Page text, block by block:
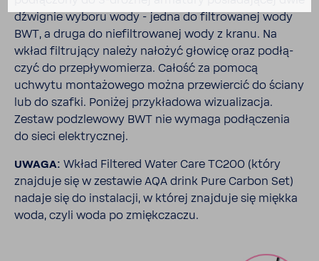
dźwi­gnie wyboru wody - jedna do filtro­wanej wody
BWT, a druga do niefil­tro­wanej wody z kranu. Na
wkład filtru­jący należy nałożyć głowicę oraz podłą­
czyć do prze­pły­wo­mierza. Całość za pomocą
uchwytu monta­żo­wego można prze­wiercić do ściany
lub do szafki. Poniżej przy­kła­dowa wizu­ali­zacja.
Zestaw podzle­wowy BWT nie wymaga podłą­czenia
do sieci elek­trycznej.
UWAGA: Wkład Filtered Water Care TC200 (który
znaj­duje się w zestawie AQA drink Pure Carbon Set)
nadaje się do insta­lacji, w której znaj­duje się miękka
woda, czyli woda po zmięk­czaczu.